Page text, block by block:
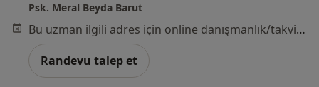
Psk. Meral Beyda Barut
Bu uzman ilgili adres için online danışmanlık/takvim sunmuyor.
Randevu talep et